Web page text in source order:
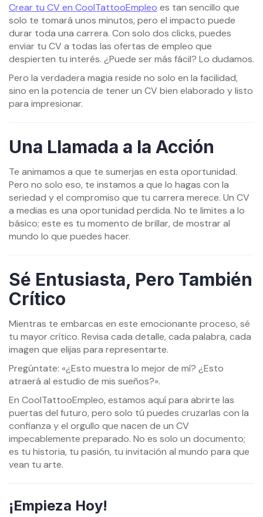
Crear tu CV en CoolTattooEmpleo es tan sencillo que
solo te tomará unos minutos, pero el impacto puede
durar toda una carrera. Con solo dos clicks, puedes
enviar tu CV a todas las ofertas de empleo que
despierten tu interés. ¿Puede ser más fácil? Lo dudamos.
Pero la verdadera magia reside no solo en la facilidad,
sino en la potencia de tener un CV bien elaborado y listo
para impresionar.
Una Llamada a la Acción
Te animamos a que te sumerjas en esta oportunidad.
Pero no solo eso, te instamos a que lo hagas con la
seriedad y el compromiso que tu carrera merece. Un CV
a medias es una oportunidad perdida. No te limites a lo
básico; este es tu momento de brillar, de mostrar al
mundo lo que puedes hacer.
Sé Entusiasta, Pero También
Crítico
Mientras te embarcas en este emocionante proceso, sé
tu mayor crítico. Revisa cada detalle, cada palabra, cada
imagen que elijas para representarte.
Pregúntate: «¿Esto muestra lo mejor de mí? ¿Esto
atraerá al estudio de mis sueños?».
En CoolTattooEmpleo, estamos aquí para abrirte las
puertas del futuro, pero solo tú puedes cruzarlas con la
confianza y el orgullo que nacen de un CV
impecablemente preparado. No es solo un documento;
es tu historia, tu pasión, tu invitación al mundo para que
vean tu arte.
¡Empieza Hoy!